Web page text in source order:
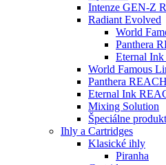
Intenze GEN-Z
Radiant Evolved
World
Panthera
Eternal
World Famous
Panthera REACH
Eternal Ink
Mixing Solution
Špeciálne
Ihly a Cartridges
Klasické ihly
Piranha